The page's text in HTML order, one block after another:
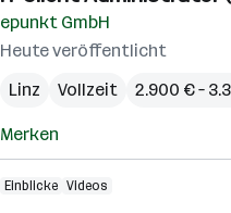
epunkt GmbH
Heute veröffentlicht
Linz
Vollzeit 2.900 € –
Merken
Einblicke Videos